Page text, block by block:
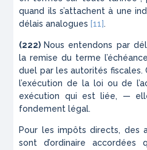
quand ils s’atta­chent à une
délais ana­logues [11].
(222) Nous entendons par
la remise du terme
duel par les autorités
l’exécution de la loi ou de
exécution qui est liée, —
fondement légal.
Pour les impôts directs, des
sont d’ordinaire